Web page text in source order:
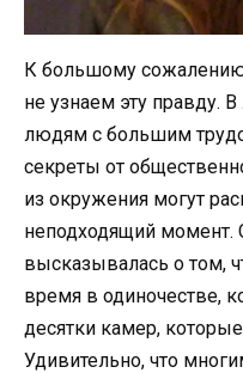
К большому
не узнаем эту правду.
людям с большим
секреты от
из окружения могут
неподходящий
высказывалась о том,
время в одиночестве,
десятки камер,
Удивительно, что